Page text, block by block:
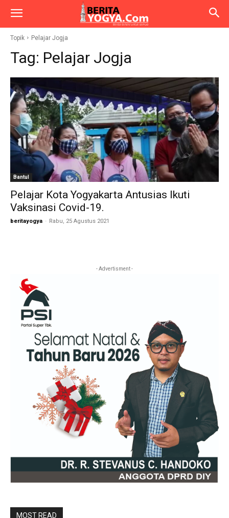
Topik Pelajar Jogja
Tag: Pelajar Jogja
Bantul
Pelajar Kota Yogyakarta Antusias Ikuti
Vaksinasi Covid-19.
beritayogya - Rabu, 25 Agustus 2021
- Advertisment -
MOST READ